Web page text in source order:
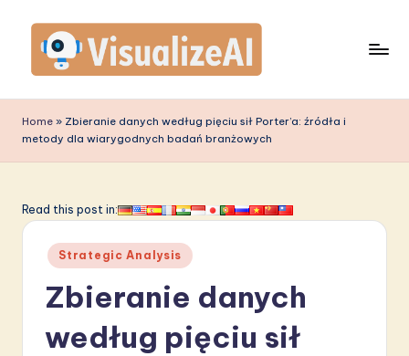
content
is
u
li
A
Home » Zbieranie danych według pięciu sił Porter’a: źródła i
metody dla wiarygodnych badań branżowych
Read this post in:
Posted
in
Strategic Analysis
Zbieranie danych
według pięciu sił